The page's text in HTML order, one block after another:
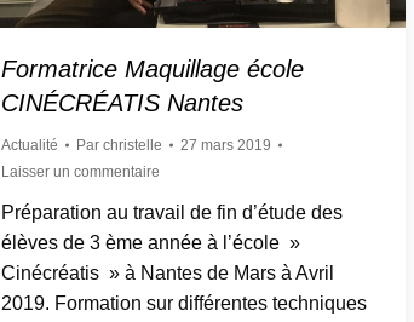
Formatrice Maquillage école
CINÉCRÉATIS Nantes
Actualité Par christelle
27 mars 2019
Laisser un commentaire
Préparation au travail de fin d’étude des
élèves de 3 ème année à l’école »
Cinécréatis » à Nantes de Mars à Avril
2019. Formation sur différentes techniques